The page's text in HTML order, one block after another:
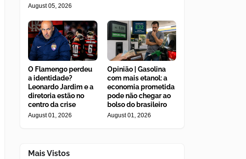
August 05, 2026
O Flamengo perdeu
a identidade?
Leonardo Jardim e a
diretoria estão no
centro da crise
August 01, 2026
Opinião | Gasolina
com mais etanol: a
economia prometida
pode não chegar ao
bolso do brasileiro
August 01, 2026
Mais Vistos